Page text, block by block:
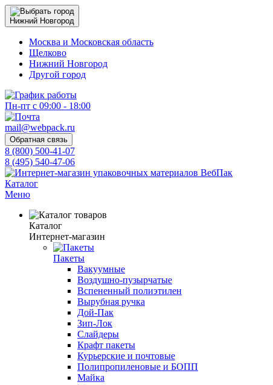
Нижний Новгород
Москва и Московская область
Щелково
Нижний Новгород
Другой город
Пн-пт с 09:00 - 18:00
mail@webpack.ru
Обратная связь
8 (800) 500-41-07
8 (495) 540-47-06
Каталог
Меню
Каталог
Интернет-магазин
Пакеты
Вакуумные
Воздушно-пузырчатые
Вспененный полиэтилен
Вырубная ручка
Дой-Пак
Зип-Лок
Слайдеры
Крафт пакеты
Курьерские и почтовые
Полипропиленовые и БОПП
Майка